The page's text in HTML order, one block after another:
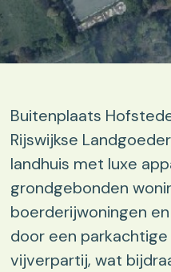
Buitenplaats
Rijswijkse
landhuis met luxe
grondgebonden
boerderijwoningen
door een
vijverpartij, wat